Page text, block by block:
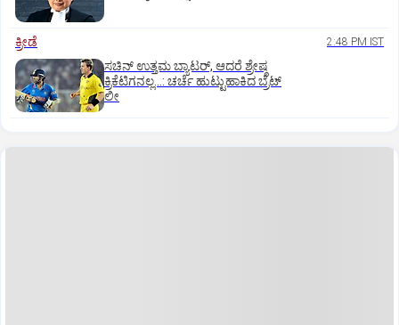
ಕ್ರೀಡೆ 2:48 PM IST
ಸಚಿನ್‌ ಉತ್ತಮ ಬ್ಯಾಟರ್‌, ಆದರೆ ಶ್ರೇಷ್ಠ
ಕ್ರಿಕೆಟಿಗನಲ್ಲ…: ಚರ್ಚೆ ಹುಟ್ಟುಹಾಕಿದ ಬ್ರೆಟ್‌
ಲೀ